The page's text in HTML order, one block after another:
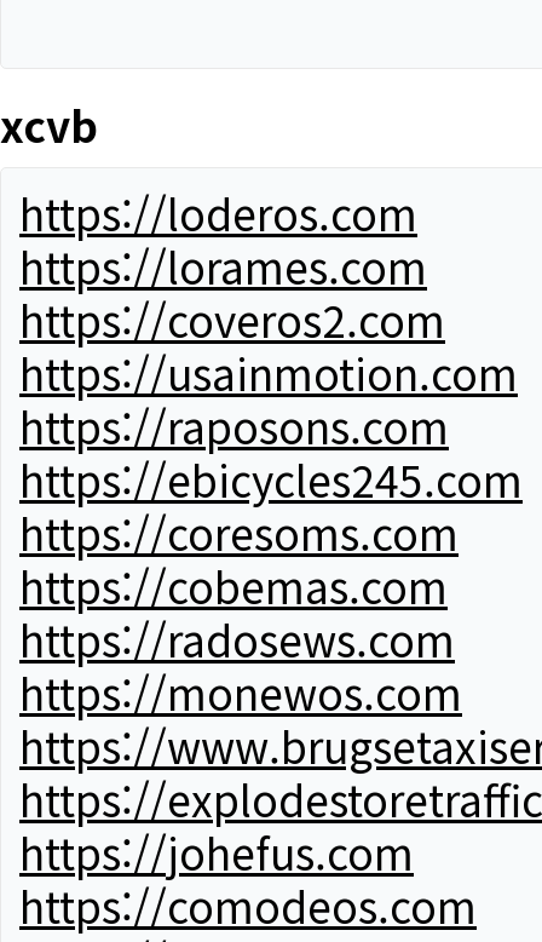
xcvb
https://loderos.com
https://lorames.com
https://coveros2.com
https://usainmotion.com
https://raposons.com
https://ebicycles245.com
https://coresoms.com
https://cobemas.com
https://radosews.com
https://monewos.com
https://
https://
https://johefus.com
https://comodeos.com